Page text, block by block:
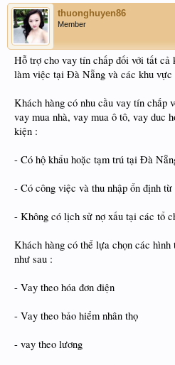
thuonghuyen86
Member
Hỗ trợ cho vay tín chấp đối với tất cả
làm việc tại Đà Nẵng và các khu vực
Khách hàng có nhu cầu vay tín chấp
vay mua nhà, vay mua ô tô, vay duc
kiện :
- Có hộ khẩu hoặc tạm trú tại Đà
- Có công việc và thu nhập ổn định
- Không có lịch sử nợ xấu tại các tổ
Khách hàng có thể lựa chọn các
như sau :
- Vay theo hóa đơn điện
- Vay theo bảo hiểm nhân thọ
- vay theo lương